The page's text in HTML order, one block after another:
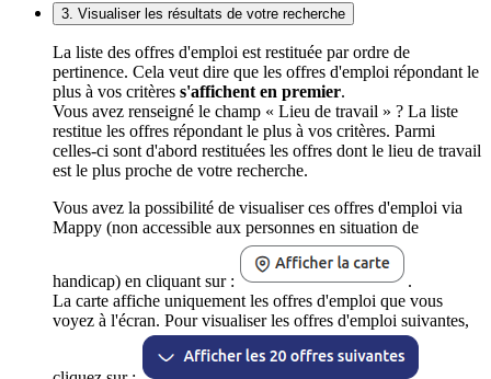
3. Visualiser les résultats de votre recherche
La liste des offres d'emploi est restituée par ordre de
pertinence. Cela veut dire que les offres d'emploi répondant le
plus à vos critères s'affichent en premier.
Vous avez renseigné le champ « Lieu de travail » ? La liste
restitue les offres répondant le plus à vos critères. Parmi
celles-ci sont d'abord restituées les offres dont le lieu de travail
est le plus proche de votre recherche.
Vous avez la possibilité de visualiser ces offres d'emploi via
Mappy (non accessible aux personnes en situation de
handicap) en cliquant sur :
.
La carte affiche uniquement les offres d'emploi que vous
voyez à l'écran. Pour visualiser les offres d'emploi suivantes,